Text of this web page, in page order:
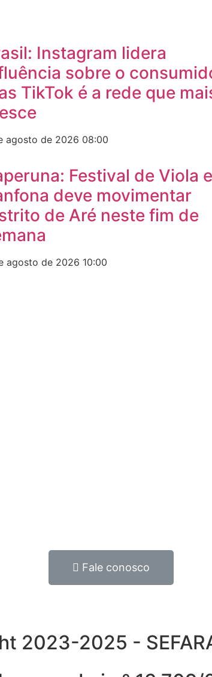
Instagram lidera
sobre o
TikTok é a rede que
agosto de 2026 08:00
Festival de Viola e
deve movimentar
de Aré neste fim de
agosto de 2026 10:00
Fale conosco
2025 -